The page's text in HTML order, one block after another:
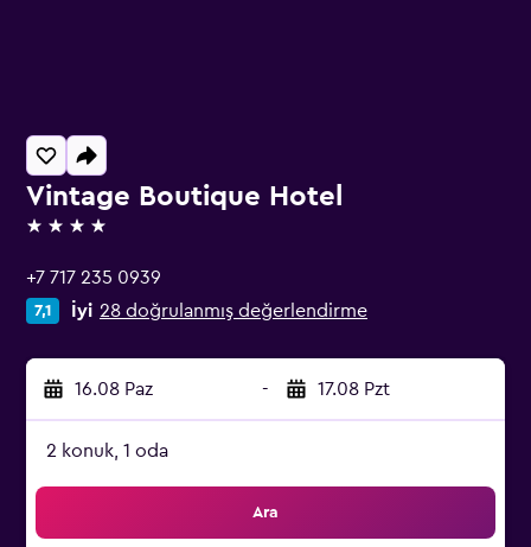
Vintage Boutique Hotel
4 yıldız
+7 717 235 0939
7,1 İyi 28 doğrulanmış değerlendirme
16.08 Paz - 17.08 Pzt
2 konuk, 1 oda
Ara